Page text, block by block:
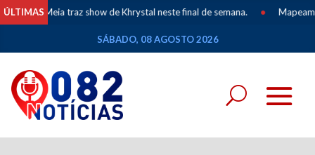
ÚLTIMAStraz show de Khrystal neste final de semana. • Mapeamento dos
SÁBADO, 08 AGOSTO 2026